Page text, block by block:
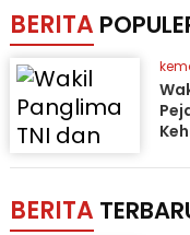
BERITA
BERITA